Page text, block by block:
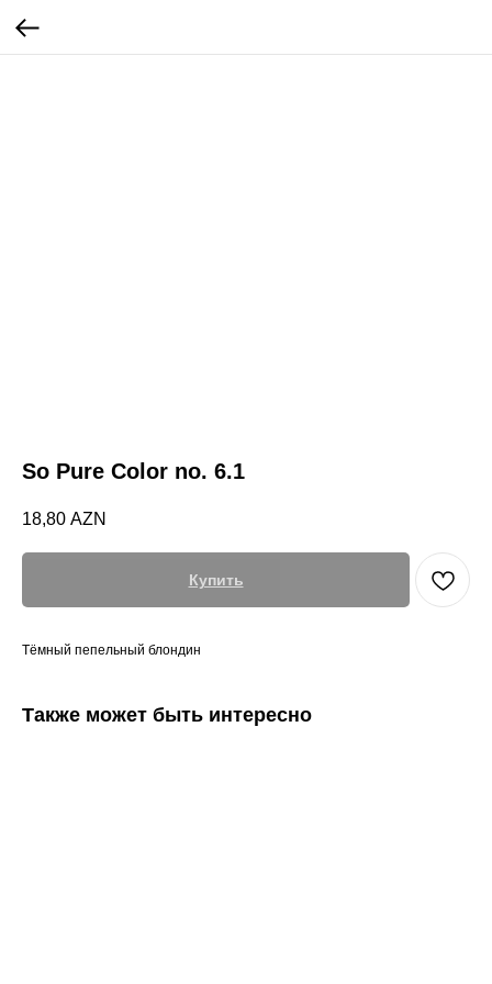
So Pure Color no. 6.1
18,80 AZN
Купить
Тёмный пепельный блондин
Также может быть интересно